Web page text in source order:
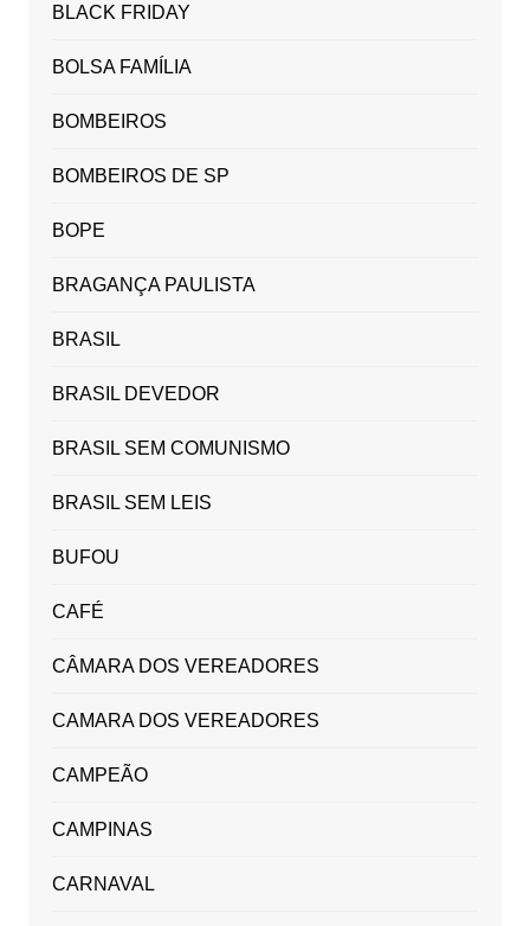
BLACK FRIDAY
BOLSA FAMÍLIA
BOMBEIROS
BOMBEIROS DE SP
BOPE
BRAGANÇA PAULISTA
BRASIL
BRASIL DEVEDOR
BRASIL SEM COMUNISMO
BRASIL SEM LEIS
BUFOU
CAFÉ
CÂMARA DOS VEREADORES
CAMARA DOS VEREADORES
CAMPEÃO
CAMPINAS
CARNAVAL